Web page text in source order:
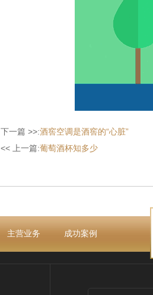
下一篇 >>:酒窖空调是酒窖的“心脏”
<< 上一篇:葡萄酒杯知多少
主营业务 成功案例